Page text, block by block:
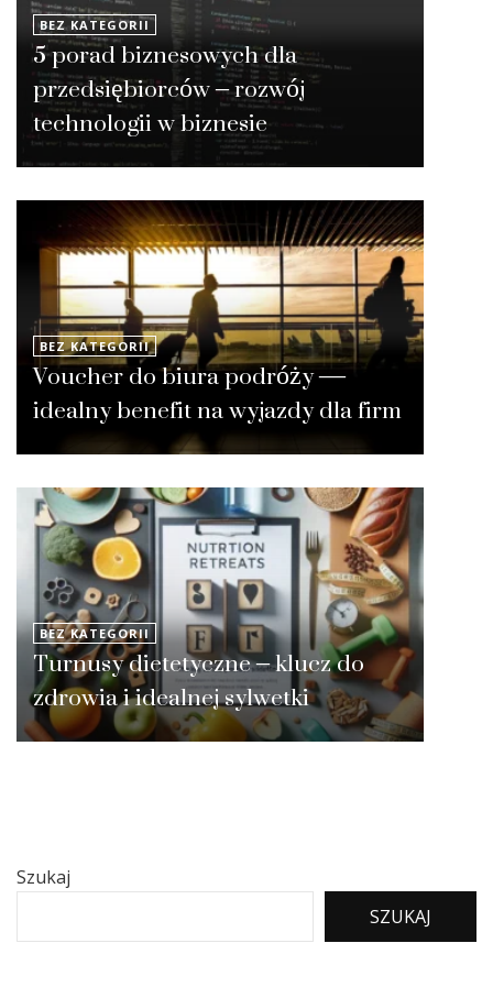
BEZ KATEGORII
5 porad biznesowych dla
przedsiębiorców – rozwój
technologii w biznesie
BEZ KATEGORII
Voucher do biura podróży —
idealny benefit na wyjazdy dla firm
BEZ KATEGORII
Turnusy dietetyczne – klucz do
zdrowia i idealnej sylwetki
Szukaj
SZUKAJ